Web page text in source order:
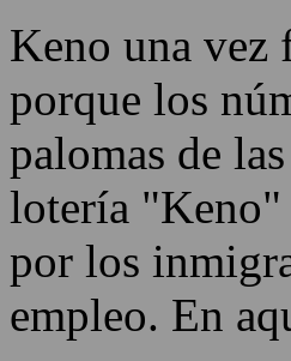
Keno una vez
porque los
palomas de
lotería "Keno"
por los
empleo. En